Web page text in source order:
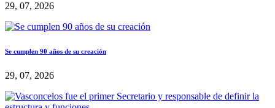
29, 07, 2026
Se cumplen 90 años de su creación
29, 07, 2026